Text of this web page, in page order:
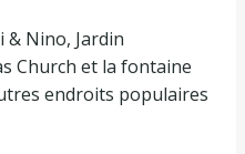
& Nino, Jardin
Church et la fontaine
endroits populaires